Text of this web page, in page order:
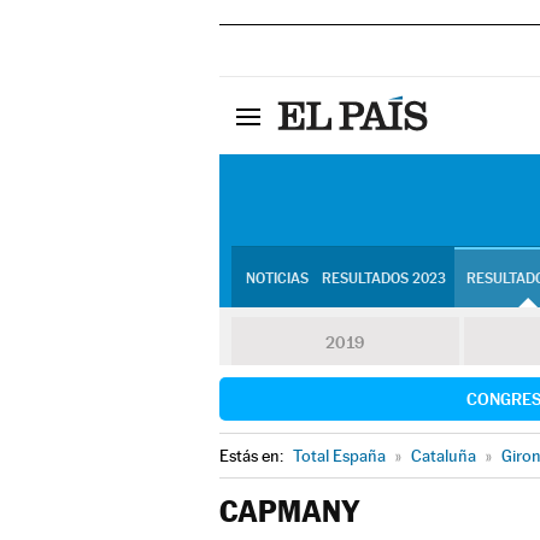
NOTICIAS RESULTADOS 2023
2019
Estás en: Total España » Cataluña »
CAPMANY